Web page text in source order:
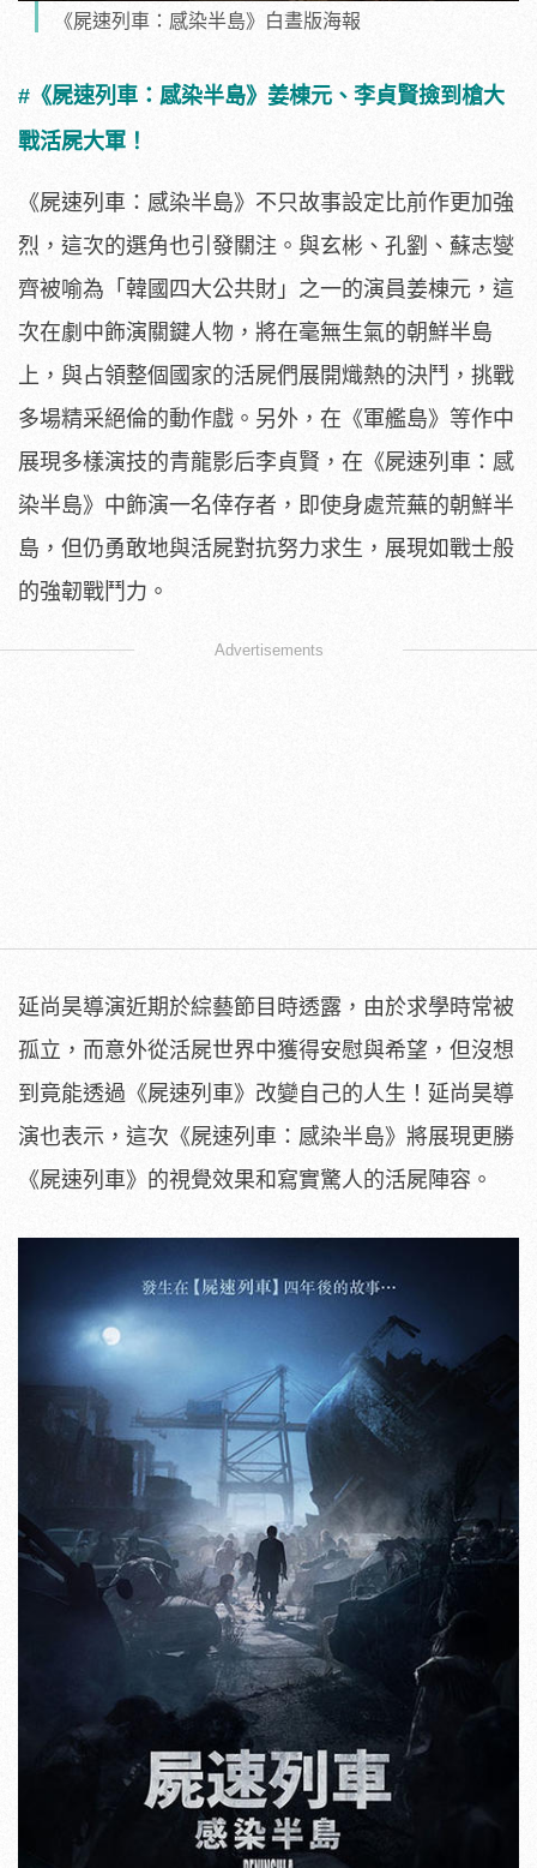
《屍速列車：感染半島》白晝版海報
#《屍速列車：感染半島》姜棟元、 李貞賢撿到槍大
戰活屍大軍！
《屍速列車：感染半島》不只故事設定比前作更加強
烈， 這次的選角也引發關注。與玄彬、孔劉、蘇志燮
齊被喻為「 韓國四大公共財」之一的演員姜棟元，這
次在劇中飾演關鍵人物， 將在毫無生氣的朝鮮半島
上， 與占領整個國家的活屍們展開熾熱的決鬥， 挑戰
多場精采絕倫的動作戲。另外，在《軍艦島》 等作中
展現多樣演技的青龍影后李貞賢，在《屍速列車：感
染半島》 中飾演一名倖存者，即使身處荒蕪的朝鮮半
島， 但仍勇敢地與活屍對抗努力求生，展現如戰士般
的強韌戰鬥力。
Advertisements
延尚昊導演近期於綜藝節目時透露，由於求學時常被
孤立， 而意外從活屍世界中獲得安慰與希望，但沒想
到竟能透過《屍速列車》改變自己的人生！延尚昊導
演也表示，這次《屍速列車： 感染半島》將展現更勝
《屍速列車》 的視覺效果和寫實驚人的活屍陣容。